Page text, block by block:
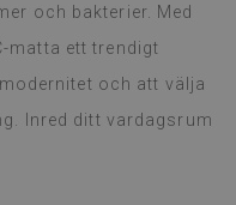
och bakterier. Med
matta ett trendigt
och att välja
Inred ditt vardagsrum